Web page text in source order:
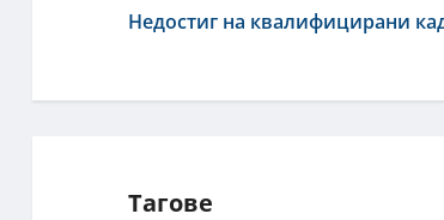
Недостиг на квалифицирани
Тагове